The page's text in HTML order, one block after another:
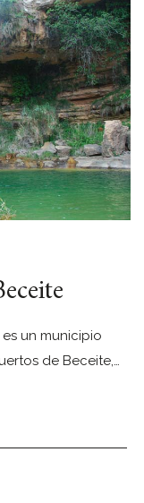
un municipio
de Beceite,…